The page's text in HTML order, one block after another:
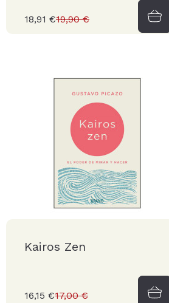
18,91 €19,90 €
Kairos Zen
16,15 €17,00 €